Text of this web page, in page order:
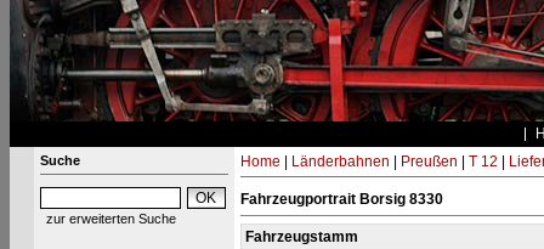
Suche
zur erweiterten Suche
Home Länderbahnen Preußen T 12
Fahrzeugportrait Borsig 8330
Fahrzeugstamm